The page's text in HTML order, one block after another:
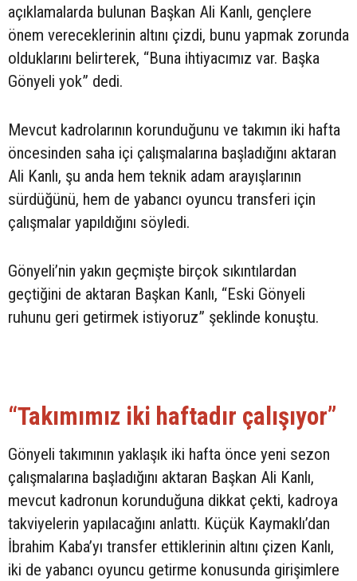
açıklamalarda bulunan Başkan Ali Kanlı, gençlere
önem vereceklerinin altını çizdi, bunu yapmak zorunda
olduklarını belirterek, “Buna ihtiyacımız var. Başka
Gönyeli yok” dedi.
Mevcut kadrolarının korunduğunu ve takımın iki hafta
öncesinden saha içi çalışmalarına başladığını aktaran
Ali Kanlı, şu anda hem teknik adam arayışlarının
sürdüğünü, hem de yabancı oyuncu transferi için
çalışmalar yapıldığını söyledi.
Gönyeli’nin yakın geçmişte birçok sıkıntılardan
geçtiğini de aktaran Başkan Kanlı, “Eski Gönyeli
ruhunu geri getirmek istiyoruz” şeklinde konuştu.
“Takımımız iki haftadır çalışıyor”
Gönyeli takımının yaklaşık iki hafta önce yeni sezon
çalışmalarına başladığını aktaran Başkan Ali Kanlı,
mevcut kadronun korunduğuna dikkat çekti, kadroya
takviyelerin yapılacağını anlattı. Küçük Kaymaklı’dan
İbrahim Kaba’yı transfer ettiklerinin altını çizen Kanlı,
iki de yabancı oyuncu getirme konusunda girişimlere